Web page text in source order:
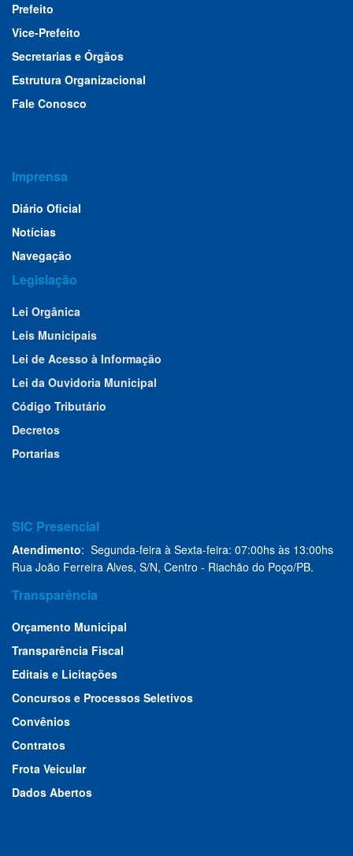
Prefeito
Vice-Prefeito
Secretarias e Órgãos
Estrutura Organizacional
Fale Conosco
Imprensa
Diário Oficial
Notícias
Navegação
Legislação
Lei Orgânica
Leis Municipais
Lei de Acesso à Informação
Lei da Ouvidoria Municipal
Código Tributário
Decretos
Portarias
SIC Presencial
Atendimento: Segunda-feira à Sexta-feira: 07:00hs às 13:00hs
Rua João Ferreira Alves, S/N, Centro - Riachão do Poço/PB.
Transparência
Orçamento Municipal
Transparência Fiscal
Editais e Licitações
Concursos e Processos Seletivos
Convênios
Contratos
Frota Veicular
Dados Abertos